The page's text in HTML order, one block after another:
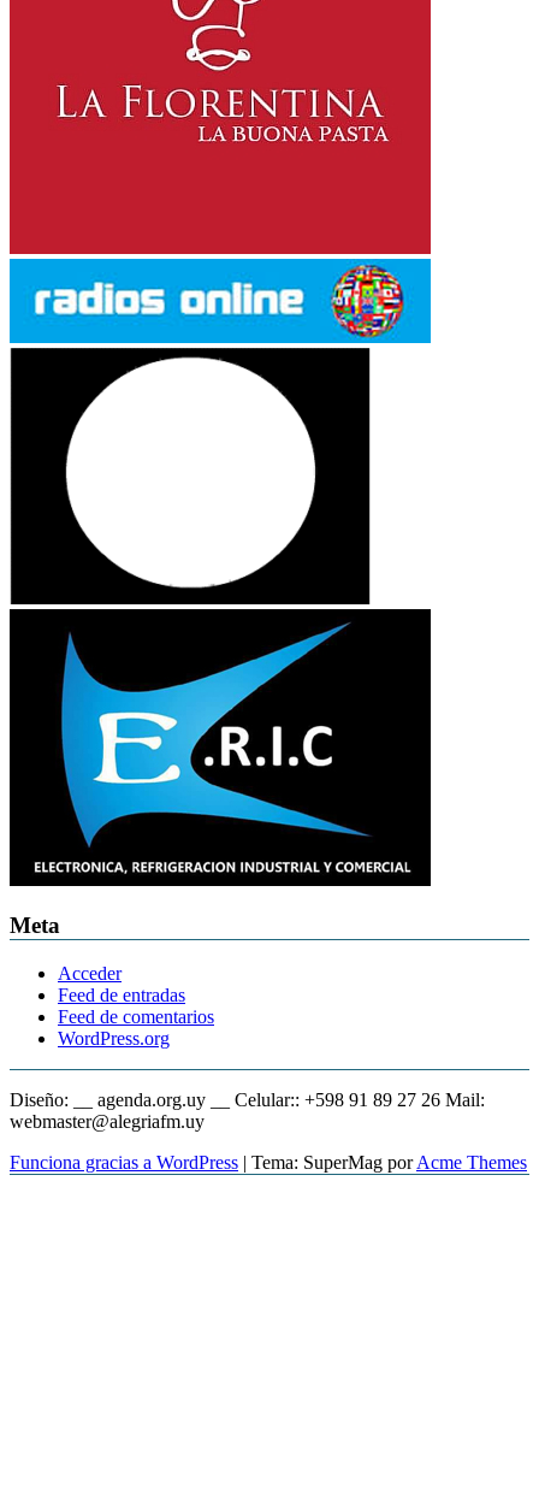
Meta
Acceder
Feed de entradas
Feed de comentarios
WordPress.org
Diseño: __ agenda.org.uy __ Celular:: +598 91 89 27 26 Mail:
webmaster@alegriafm.uy
Funciona gracias a WordPress | Tema: SuperMag porAcme Themes